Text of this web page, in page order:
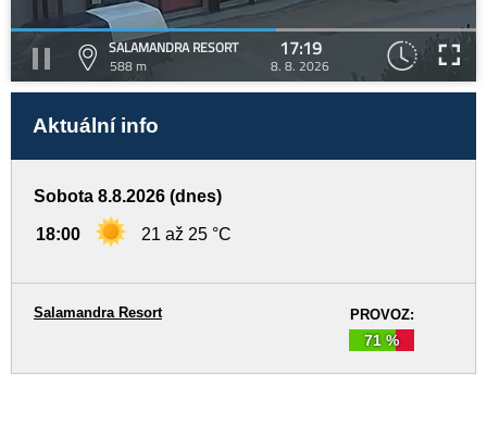
SALAMANDRA RESORT
588 m
17:19
8. 8. 2026
Aktuální info
Sobota 8.8.2026 (dnes)
18:00 21 až 25 °C
PROVOZ:
71 %
Salamandra Resort